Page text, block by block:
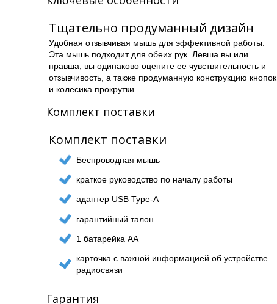
Тщательно продуманный дизайн
Удобная отзывчивая мышь для эффективной работы.
Эта мышь подходит для обеих рук. Левша вы или
правша, вы одинаково оцените ее чувствительность и
отзывчивость, а также продуманную конструкцию кнопок
и колесика прокрутки.
Комплект поставки
Комплект поставки
Беспроводная мышь
краткое руководство по началу работы
адаптер USB Type-A
гарантийный талон
1 батарейка AA
карточка с важной информацией об устройстве
радиосвязи
Гарантия